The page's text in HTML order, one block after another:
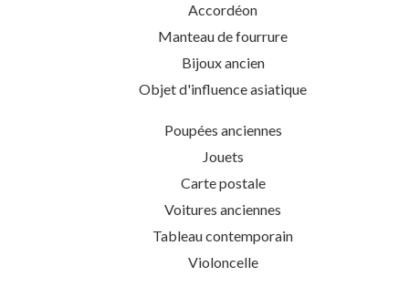
Accordéon
Manteau de fourrure
Bijoux ancien
Objet d'influence asiatique
Poupées anciennes
Jouets
Carte postale
Voitures anciennes
Tableau contemporain
Violoncelle